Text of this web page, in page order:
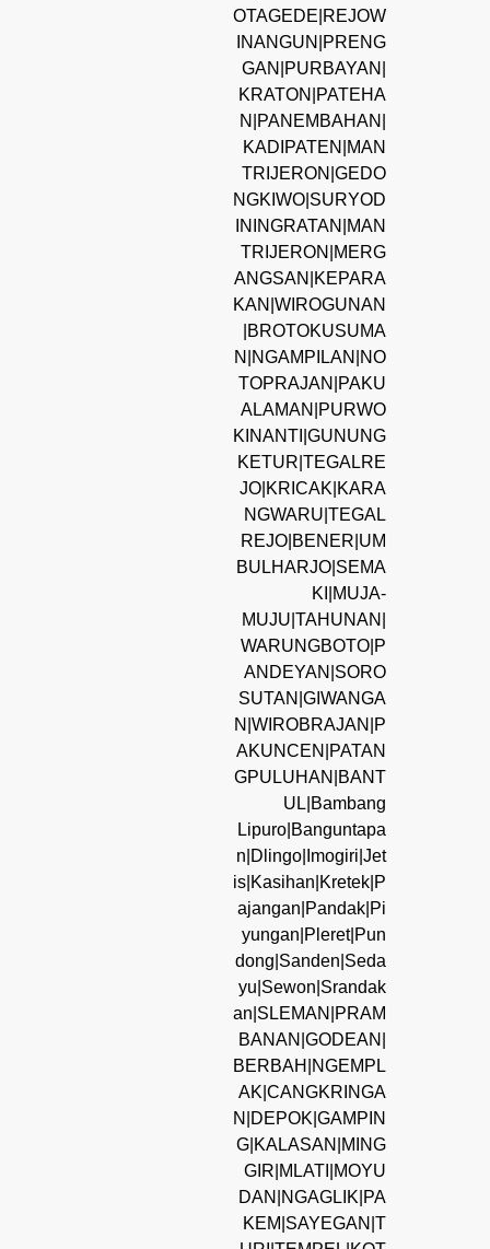
OTAGEDE|REJOW
INANGUN|PRENG
GAN|PURBAYAN|
KRATON|PATEHA
N|PANEMBAHAN|
KADIPATEN|MAN
TRIJERON|GEDO
NGKIWO|SURYOD
ININGRATAN|MAN
TRIJERON|MERG
ANGSAN|KEPARA
KAN|WIROGUNAN
|BROTOKUSUMA
N|NGAMPILAN|NO
TOPRAJAN|PAKU
ALAMAN|PURWO
KINANTI|GUNUNG
KETUR|TEGALRE
JO|KRICAK|KARA
NGWARU|TEGAL
REJO|BENER|UM
BULHARJO|SEMA
KI|MUJA-
MUJU|TAHUNAN|
WARUNGBOTO|P
ANDEYAN|SORO
SUTAN|GIWANGA
N|WIROBRAJAN|P
AKUNCEN|PATAN
GPULUHAN|BANT
UL|Bambang
Lipuro|Banguntapa
n|Dlingo|Imogiri|Jet
is|Kasihan|Kretek|P
ajangan|Pandak|Pi
yungan|Pleret|Pun
dong|Sanden|Seda
yu|Sewon|Srandak
an|SLEMAN|PRAM
BANAN|GODEAN|
BERBAH|NGEMPL
AK|CANGKRINGA
N|DEPOK|GAMPIN
G|KALASAN|MING
GIR|MLATI|MOYU
DAN|NGAGLIK|PA
KEM|SAYEGAN|T